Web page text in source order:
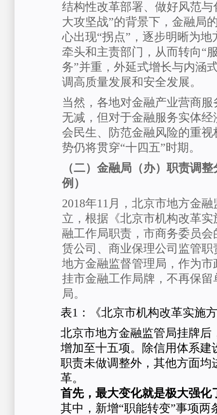
结构性改革部署、做好风范与
大攻坚战”的背景下，金融局
心出现“拐点”，逐步明晰为
牵头和主责部门，从而转向“
务”并重，外延式增长与内涵
调高质量发展和安全发展。
当然，各地对金融产业营商
无减，但对于金融服务实体
会民生、防范金融风险的重
势仍将贯穿“十四五”时期。
（二）金融局（办）职责调
例）
2018年11月，北京市地方金
立，根据《北京市机构改革
融工作局职责，市商务委员
赁公司、商业保理公司监管
地方金融监督管理局，作为
挂市金融工作局牌，不再保
局。
表1：《北京市机构改革实施
北京市地方金融监管局挂牌后
增加至十五项。除信用体系建
职责未做调整外，其他方面均
革。
首先，最大变化就是极大强化
其中，新增“职能转变”事项两